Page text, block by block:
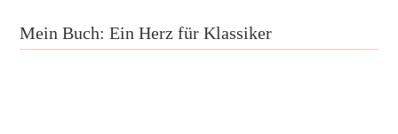
Mein Buch: Ein Herz für Klassiker